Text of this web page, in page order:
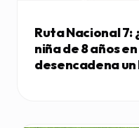
Ruta Nacional 7:
niña de 8 años
desencadena